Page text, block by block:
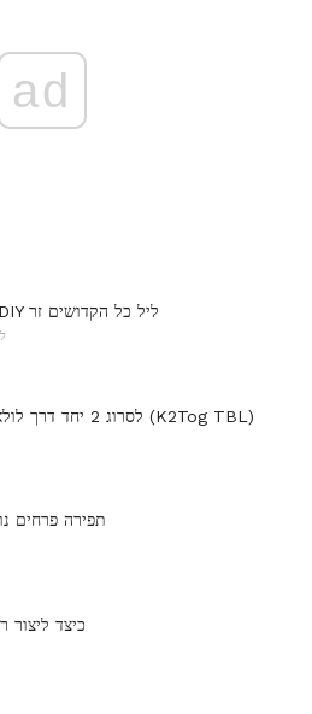
ad
15 מפחיד DIY ליל כל הקדושים זר
לסרוג 2 יחד דרך לולאה אחורית (K2Tog TBL)
תפירה פרחים
כיצד ליצור